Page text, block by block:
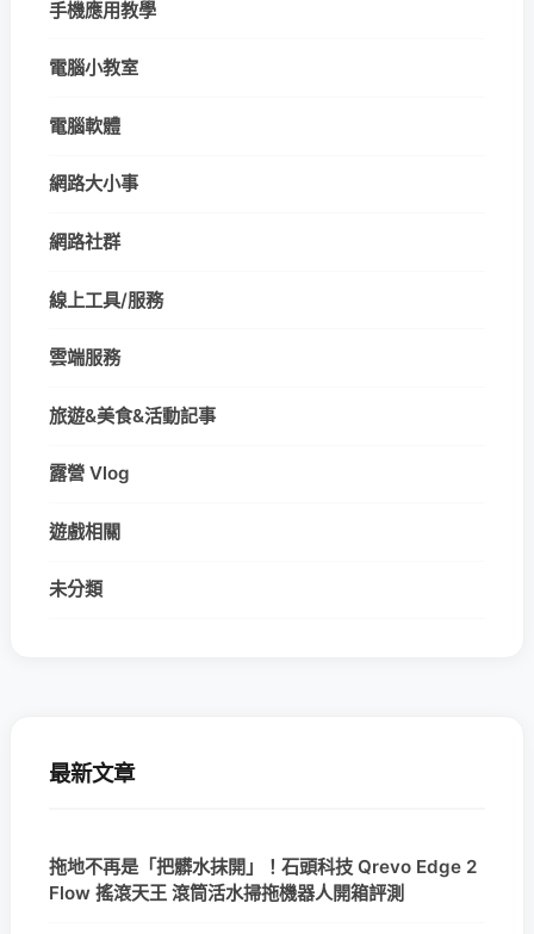
手機應用教學
電腦小教室
電腦軟體
網路大小事
網路社群
線上工具/服務
雲端服務
旅遊&美食&活動記事
露營 Vlog
遊戲相關
未分類
最新文章
拖地不再是「把髒水抹開」！石頭科技 Qrevo Edge 2
Flow 搖滾天王 滾筒活水掃拖機器人開箱評測